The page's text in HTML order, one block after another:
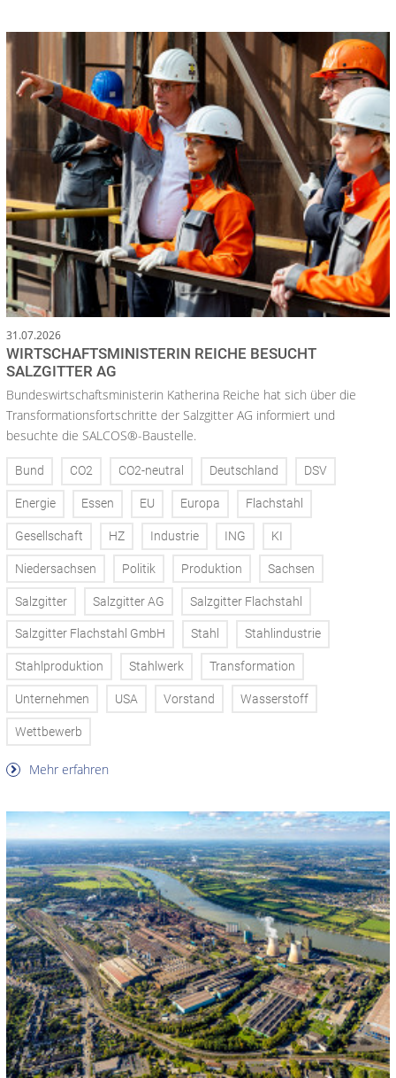
31.07.2026
WIRTSCHAFTSMINISTERIN REICHE BESUCHT
SALZGITTER AG
Bundeswirtschaftsministerin Katherina Reiche hat sich über die
Transformationsfortschritte der Salzgitter AG informiert und
besuchte die SALCOS®-Baustelle.
Bund CO2 CO2-neutral Deutschland DSV
Energie Essen EU Europa Flachstahl
Gesellschaft HZ Industrie ING KI
Niedersachsen Politik Produktion Sachsen
Salzgitter Salzgitter AG Salzgitter Flachstahl
Salzgitter Flachstahl GmbH Stahl Stahlindustrie
Stahlproduktion Stahlwerk Transformation
Unternehmen USA Vorstand Wasserstoff
Wettbewerb
Mehr erfahren